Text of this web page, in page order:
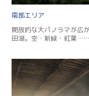
南部
開放的な大パノラマが広
田湖。空・新緑・紅葉……